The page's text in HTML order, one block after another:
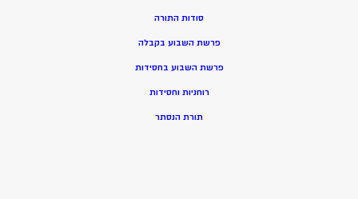
סודות התורה
פרשת השבוע בקבלה
פרשת השבוע בחסידות
רוחניות וחסידות
תורת הנסתר